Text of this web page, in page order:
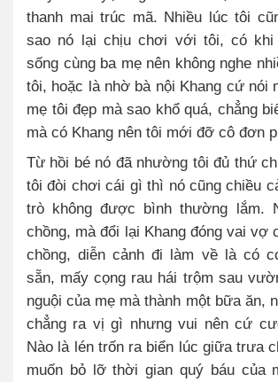
thanh mai trúc mã. Nhiều lúc tôi
sao nó lại chịu chơi với tôi, có khi
sống cùng ba mẹ nên không nghe
tôi, hoặc là nhờ bà nội Khang cứ nói
mẹ tôi đẹp mà sao khổ quá, chẳng
mà có Khang nên tôi mới đỡ cô đơn
Từ hồi bé nó đã nhường tôi đủ thứ
tôi đòi chơi cái gì thì nó cũng chiều
trò không được bình thường lắm.
chồng, mà đổi lại Khang đóng vai vợ
chồng, diễn cảnh đi làm về là có
sẵn, mấy cọng rau hái trộm sau
nguội của mẹ mà thành một bữa ăn,
chẳng ra vị gì nhưng vui nên cứ
Nào là lén trốn ra biển lúc giữa trưa
muốn bỏ lỡ thời gian quý báu của